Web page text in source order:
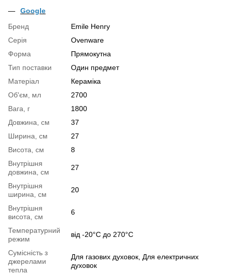
Google
Бренд
Emile Henry
Серія
Ovenware
Форма
Прямокутна
Тип поставки
Один предмет
Матеріал
Кераміка
Об'єм, мл
2700
Вага, г
1800
Довжина, см
37
Ширина, см
27
Висота, см
8
Внутрішня
довжина, см
27
Внутрішня
ширина, см
20
Внутрішня
висота, см
6
Температурний
режим
від -20°C до 270°C
Сумісність з
джерелами
тепла
Для газових духовок, Для електричних
духовок